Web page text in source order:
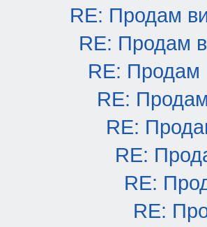
RE: Продам
RE: Продам
RE: Продам
RE:
RE:
RE:
RE:
RE: